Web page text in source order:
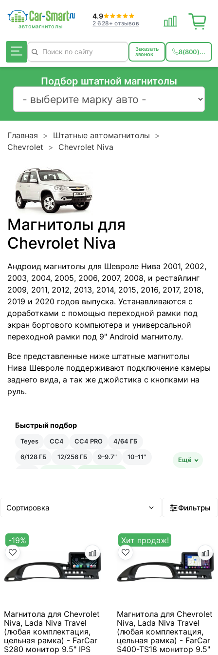
4.9
2 628+ отзывов
Заказать
звонок 8(800)...
Подбор штатной магнитолы
Главная
Штатные автомагнитолы
Chevrolet
Chevrolet Niva
Магнитолы для
Chevrolet Niva
Андроид магнитолы для Шевроле Нива 2001, 2002,
2003, 2004, 2005, 2006, 2007, 2008, и рестайлинг
2009, 2011, 2012, 2013, 2014, 2015, 2016, 2017, 2018,
2019 и 2020 годов выпуска. Устанавливаются с
доработками с помощью переходной рамки под
экран бортового компьютера и универсальной
переходной рамки под 9" Android магнитолу.
Все представленные ниже штатные магнитолы
Нива Шевроле поддерживают подключение камеры
заднего вида, а так же джойстика с кнопками на
руль.
Быстрый подбор
Teyes CC4 CC4 PRO 4/64 ГБ
6/128 ГБ 12/256 ГБ 9–9.7" 10–11" Ещё
Фильтры
-19%
Магнитола для Chevrolet
Niva, Lada Niva Travel
(любая комплектация,
цельная рамка) - FarCar
S280 монитор 9.5" IPS
Хит продаж!
Магнитола для Chevrolet
Niva, Lada Niva Travel
(любая комплектация,
цельная рамка) - FarCar
S400-TS18 монитор 9.5"